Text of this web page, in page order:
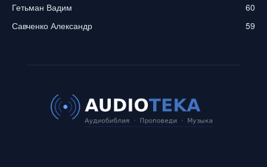
Гетьман Вадим
60
Савченко Александр
59